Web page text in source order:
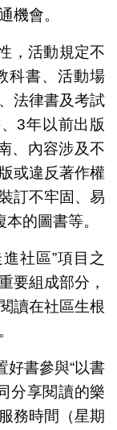
機會。
，活動規定不
科書、活動場
法律書及考試
3年以前出版
、內容涉及不
或違反著作權
訂不牢固、易
的圖書等。
社區”項目之
要組成部分，
讀在社區生根
好書參與“以書
分享閱讀的樂
務時間（星期